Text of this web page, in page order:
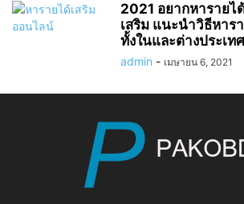
2021 อยากหารายไ
เสริม แนะนำวิธีหาร
ทั้งในและต่างประเทศ
admin - เมษายน 6, 2021